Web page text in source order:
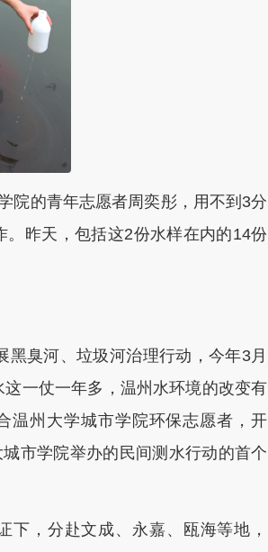
的青年志愿者周奕彤，用不到3分
昨天，包括这2份水样在内的14份
臭河、垃圾河治理行动，今年3月
一仗一年多，温州水环境的改变有
温州大学城市学院环保志愿者，开
市学院举办的民间测水行动的首个
，分赴文成、永嘉、瓯海等地，